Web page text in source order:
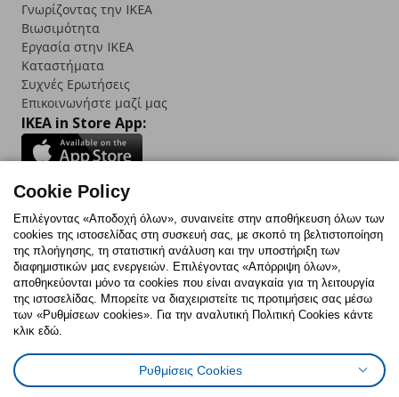
Γνωρίζοντας την IKEA
Βιωσιμότητα
Εργασία στην IKEA
Καταστήματα
Συχνές Ερωτήσεις
Επικοινωνήστε μαζί μας
IKEA in Store App:
Follow us:
FacebookInstagram
TikTokYoutubePinterestTwitter
Πολιτική CookiesΔήλωση ψηφιακής προσβασιμότητας
Ρυθμίσεις cookiesΌροι Χρήσης
Γενική Πολιτική Προσωπικών Δεδομένων
Cookie Policy
Επιλέγοντας «Αποδοχή όλων», συναινείτε στην αποθήκευση όλων των
cookies της ιστοσελίδας στη συσκευή σας, με σκοπό τη βελτιστοποίηση
της πλοήγησης, τη στατιστική ανάλυση και την υποστήριξη των
διαφημιστικών μας ενεργειών. Επιλέγοντας «Απόρριψη όλων»,
αποθηκεύονται μόνο τα cookies που είναι αναγκαία για τη λειτουργία
της ιστοσελίδας. Μπορείτε να διαχειριστείτε τις προτιμήσεις σας μέσω
των «Ρυθμίσεων cookies». Για την αναλυτική Πολιτική Cookies κάντε
κλικ εδώ.
Ρυθμίσεις Cookies